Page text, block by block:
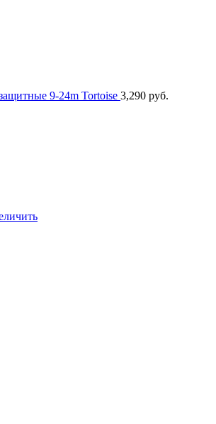
9-24m Tortoise 3,290 руб.